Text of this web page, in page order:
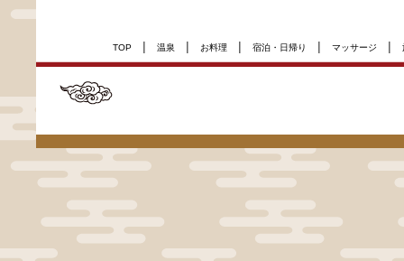
TOP | 温泉 | お料理 | 宿泊・日帰り | マッサージ |